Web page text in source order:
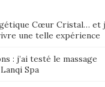
Cœur Cristal… et
une telle expérience
: j’ai testé le massage
Spa